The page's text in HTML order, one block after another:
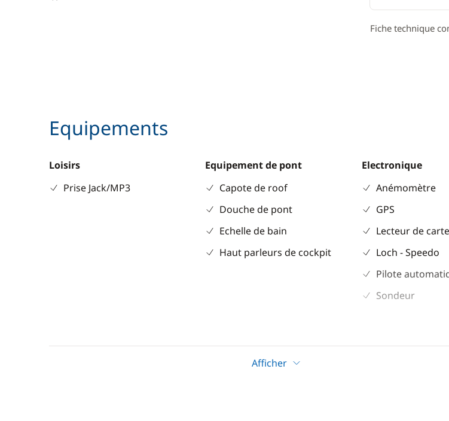
Fiche technique
Equipements
Loisirs
Prise Jack/MP3
Equipement de pont
Capote de roof
Douche de pont
Echelle de bain
Haut parleurs de cockpit
Electronique
Anémomètre
GPS
Lecteur de
Loch - Speedo
Pilote
Sondeur
Réfrigérateur
Afficher